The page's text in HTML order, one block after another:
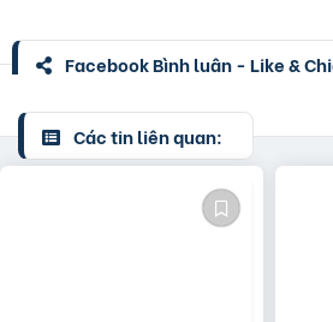
Facebook Bình luận - Like &
Các tin liên quan: